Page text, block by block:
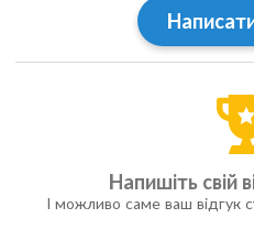
Напишіть свій
І можливо саме ваш відгук